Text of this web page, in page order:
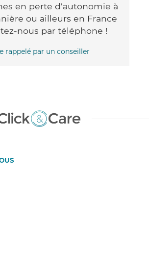
en perte d'autonomie à
ou ailleurs en France
nous par téléphone !
rappelé par un conseiller